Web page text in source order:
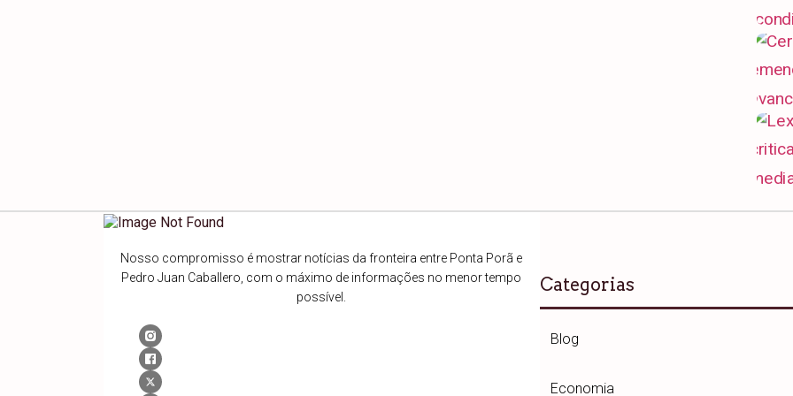
Nosso compromisso é mostrar notícias da fronteira entre Ponta Porã e
Pedro Juan Caballero, com o máximo de informações no menor tempo
possível.
Categorias
Blog
Economia